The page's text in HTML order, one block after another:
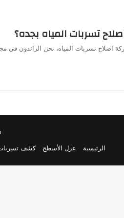
تسربات المياه بجده؟
اصلاح تسربات المياه، نحن الرائدون
©
الرئيسية
عزل الأسطح كشف تسربات